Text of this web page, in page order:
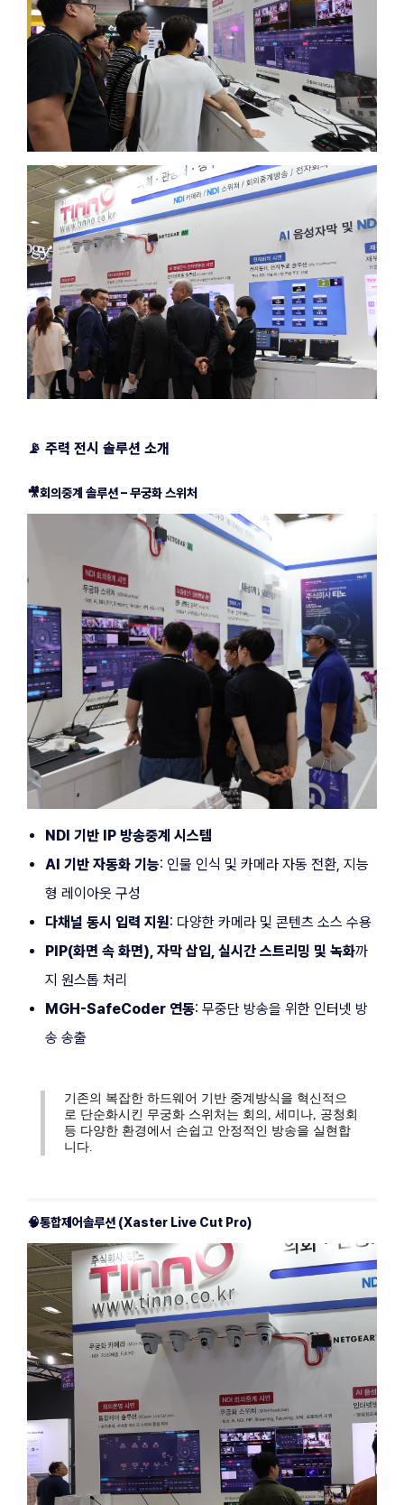
📡 주력 전시 솔루션 소개
🎥회의중계 솔루션 – 무궁화 스위처
NDI 기반 IP 방송중계 시스템
AI 기반 자동화 기능: 인물 인식 및 카메라 자동 전환, 지능
형 레이아웃 구성
다채널 동시 입력 지원: 다양한 카메라 및 콘텐츠 소스 수용
PIP(화면 속 화면), 자막 삽입, 실시간 스트리밍 및 녹화까
지 원스톱 처리
MGH-SafeCoder 연동: 무중단 방송을 위한 인터넷 방
송 송출
기존의 복잡한 하드웨어 기반 중계방식을 혁신적으
로 단순화시킨 무궁화 스위처는 회의, 세미나, 공청회
등 다양한 환경에서 손쉽고 안정적인 방송을 실현합
니다.
🧠통합제어솔루션 (Xaster Live Cut Pro)